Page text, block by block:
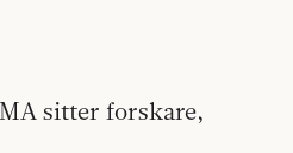
sitter forskare,